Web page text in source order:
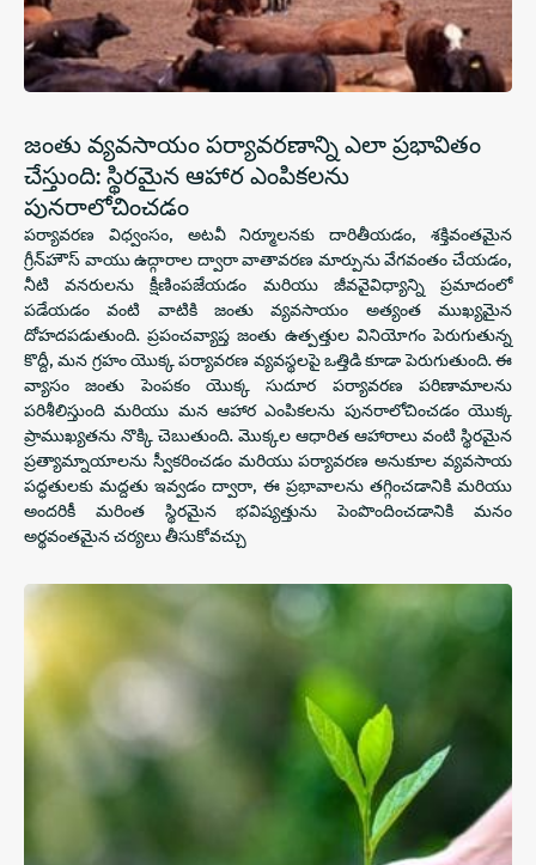
జంతు వ్యవసాయం పర్యావరణాన్ని ఎలా ప్రభావితం
చేస్తుంది: స్థిరమైన ఆహార ఎంపికలను
పునరాలోచించడం
పర్యావరణ విధ్వంసం, అటవీ నిర్మూలనకు దారితీయడం, శక్తివంతమైన
గ్రీన్‌హౌస్ వాయు ఉద్గారాల ద్వారా వాతావరణ మార్పును వేగవంతం చేయడం,
నీటి వనరులను క్షీణింపజేయడం మరియు జీవవైవిధ్యాన్ని ప్రమాదంలో
పడేయడం వంటి వాటికి జంతు వ్యవసాయం అత్యంత ముఖ్యమైన
దోహదపడుతుంది. ప్రపంచవ్యాప్త జంతు ఉత్పత్తుల వినియోగం పెరుగుతున్న
కొద్దీ, మన గ్రహం యొక్క పర్యావరణ వ్యవస్థలపై ఒత్తిడి కూడా పెరుగుతుంది. ఈ
వ్యాసం జంతు పెంపకం యొక్క సుదూర పర్యావరణ పరిణామాలను
పరిశీలిస్తుంది మరియు మన ఆహార ఎంపికలను పునరాలోచించడం యొక్క
ప్రాముఖ్యతను నొక్కి చెబుతుంది. మొక్కల ఆధారిత ఆహారాలు వంటి స్థిరమైన
ప్రత్యామ్నాయాలను స్వీకరించడం మరియు పర్యావరణ అనుకూల వ్యవసాయ
పద్ధతులకు మద్దతు ఇవ్వడం ద్వారా, ఈ ప్రభావాలను తగ్గించడానికి మరియు
అందరికీ మరింత స్థిరమైన భవిష్యత్తును పెంపొందించడానికి మనం
అర్థవంతమైన చర్యలు తీసుకోవచ్చు